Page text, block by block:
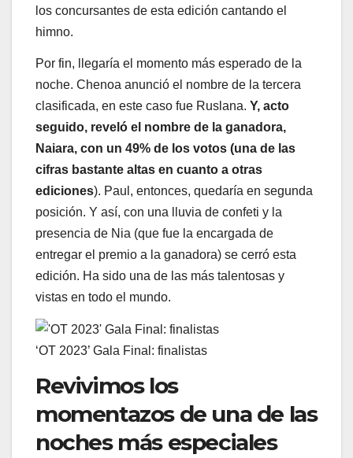
los concursantes de esta edición cantando el
himno.
Por fin, llegaría el momento más esperado de la
noche. Chenoa anunció el nombre de la tercera
clasificada, en este caso fue Ruslana. Y, acto
seguido, reveló el nombre de la ganadora,
Naiara, con un 49% de los votos (una de las
cifras bastante altas en cuanto a otras
ediciones). Paul, entonces, quedaría en segunda
posición. Y así, con una lluvia de confeti y la
presencia de Nia (que fue la encargada de
entregar el premio a la ganadora) se cerró esta
edición. Ha sido una de las más talentosas y
vistas en todo el mundo.
‘OT 2023’ Gala Final: finalistas
Revivimos los
momentazos de una de las
noches más especiales